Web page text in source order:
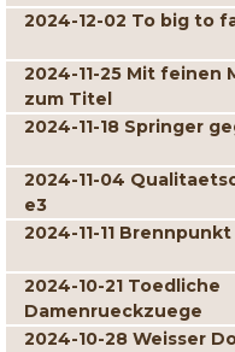
2024-12-02 To big to
2024-11-25 Mit feinen
zum Titel
2024-11-18 Springer
2024-11-04
e3
2024-11-11
2024-10-21 Toedliche
Damenrueckzuege
2024-10-28 Weisser